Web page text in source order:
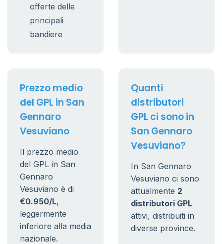
offerte delle
principali
bandiere
Prezzo medio
del GPL in San
Gennaro
Vesuviano
Il prezzo medio
del GPL in San
Gennaro
Vesuviano è di
€0.950/L,
leggermente
inferiore alla media
nazionale.
Quanti
distributori
GPL ci sono in
San Gennaro
Vesuviano?
In San Gennaro
Vesuviano ci sono
attualmente 2
distributori GPL
attivi, distribuiti in
diverse province.